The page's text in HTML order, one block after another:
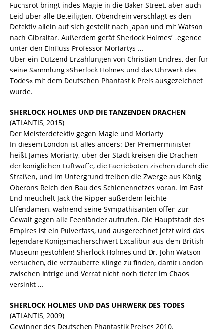
Fuchsrot bringt indes Magie in die Baker Street, aber auch
Leid über alle Beteiligten. Obendrein verschlägt es den
Detektiv allein auf sich gestellt nach Japan und mit Watson
nach Gibraltar. Außerdem gerät Sherlock Holmes’ Legende
unter den Einfluss Professor Moriartys …
Über ein Dutzend Erzählungen von Christian Endres, der für
seine Sammlung »Sherlock Holmes und das Uhrwerk des
Todes« mit dem Deutschen Phantastik Preis ausgezeichnet
wurde.
SHERLOCK HOLMES UND DIE TANZENDEN DRACHEN
(ATLANTIS, 2015)
Der Meisterdetektiv gegen Magie und Moriarty
In diesem London ist alles anders: Der Premierminister
heißt James Moriarty, über der Stadt kreisen die Drachen
der königlichen Luftwaffe, die Faerieboten zischen durch die
Straßen, und im Untergrund treiben die Zwerge aus König
Oberons Reich den Bau des Schienennetzes voran. Im East
End meuchelt Jack the Ripper außerdem leichte
Elfendamen, während seine Sympathisanten offen zur
Gewalt gegen alle Feenländer aufrufen. Die Hauptstadt des
Empires ist ein Pulverfass, und ausgerechnet jetzt wird das
legendäre Königsmacherschwert Excalibur aus dem British
Museum gestohlen! Sherlock Holmes und Dr. John Watson
versuchen, die verzauberte Klinge zu finden, damit London
zwischen Intrige und Verrat nicht noch tiefer im Chaos
versinkt …
SHERLOCK HOLMES UND DAS UHRWERK DES TODES
(ATLANTIS, 2009)
Gewinner des Deutschen Phantastik Preises 2010.